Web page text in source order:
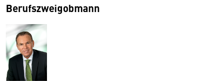
Berufszweigobmann